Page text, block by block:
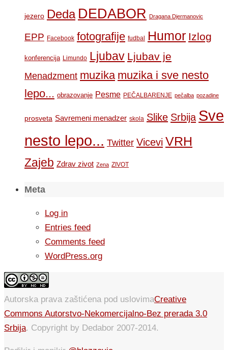
jezero Deda DEDABOR Dragana Djermanovic
EPP Facebook fotografije fudbal Humor Izlog
konferencija Limundo Ljubav Ljubav je
Menadzment muzika muzika i sve nesto
lepo... obrazovanje Pesme PEČALBARENJE pečalba pozadine
prosveta Savremeni menadzer skola Slike Srbija Sve
nesto lepo... Twitter Vicevi VRH
Zajeb Zdrav zivot Zena ZIVOT
Meta
Log in
Entries feed
Comments feed
WordPress.org
Autorska prava zaštićena pod uslovimaCreative
Commons Autorstvo-Nekomercijalno-Bez prerada 3.0
Srbija. Copyright by Dedabor 2007-2014.